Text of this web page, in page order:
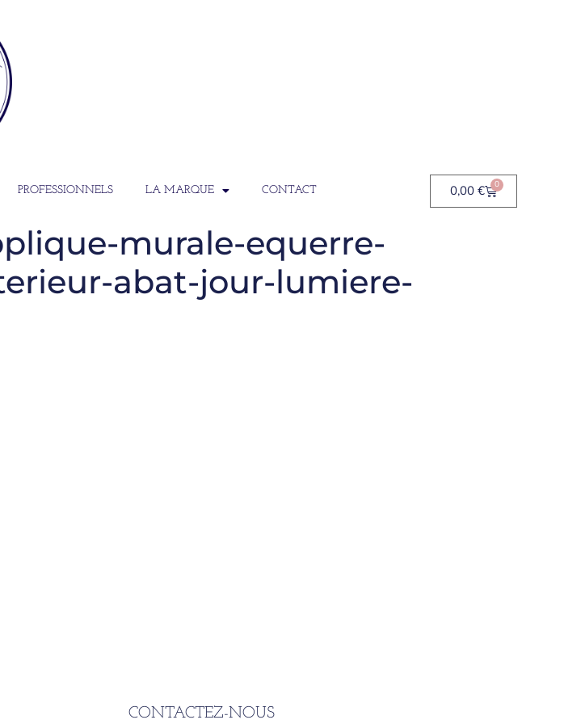
PROFESSIONNELS LA MARQUE CONTACT 0,00 € 0
murale-equerre-
abat-jour-lumiere-
CONTACTEZ-NOUS